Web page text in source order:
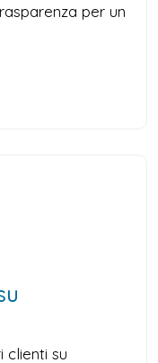
per un
clienti su